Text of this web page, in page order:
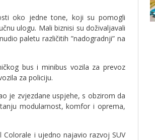
oko jedne tone, koji su pomogli
ulogu. Mali biznisi su doživaljavali
paletu različitih ”nadogradnji” na
bus i minibus vozila za prevoz
za policiju.
je zvjezdane uspjehe, s obzirom da
modularnost, komfor i oprema,
i ujedno najavio razvoj SUV